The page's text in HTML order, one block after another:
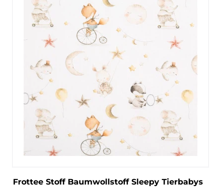
Frottee Stoff Baumwollstoff Sleepy Tierbabys